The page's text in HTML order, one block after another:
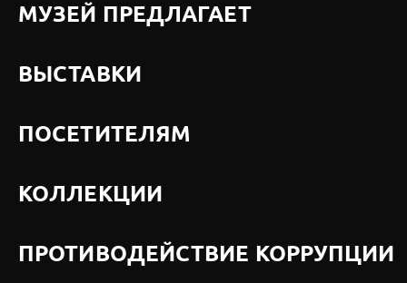
МУЗЕЙ ПРЕДЛАГАЕТ
ВЫСТАВКИ
ПОСЕТИТЕЛЯМ
КОЛЛЕКЦИИ
ПРОТИВОДЕЙСТВИЕ КОРРУПЦИИ